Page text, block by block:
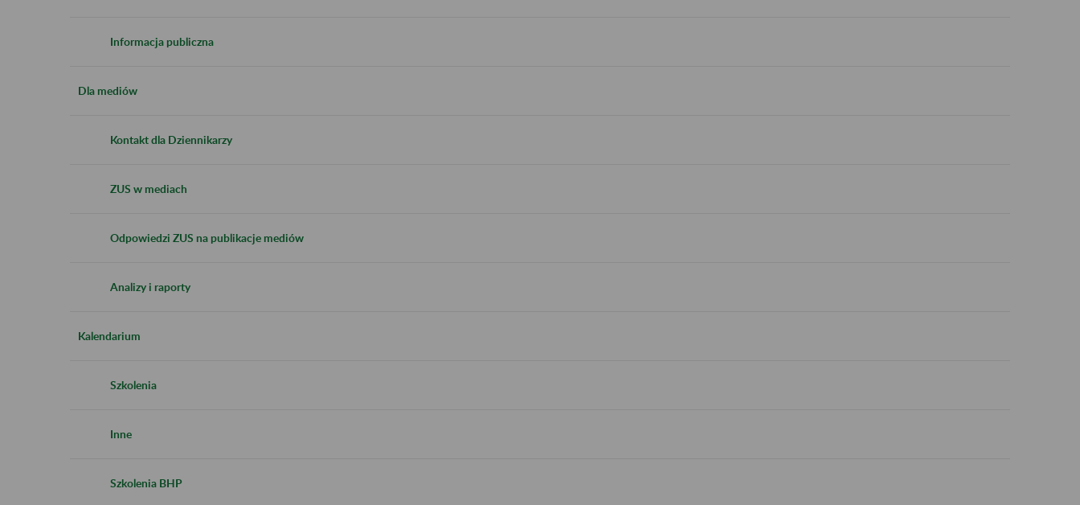
Informacja publiczna
Dla mediów
Kontakt dla Dziennikarzy
ZUS w mediach
Odpowiedzi ZUS na publikacje mediów
Analizy i raporty
Kalendarium
Szkolenia
Inne
Szkolenia BHP